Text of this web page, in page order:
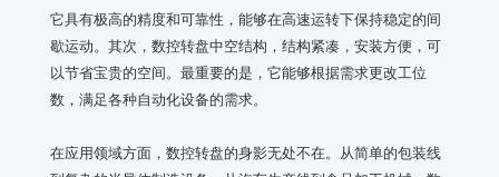
它具有极高的精度和可靠性，能够在高速运转下保持稳定的间
歇运动。其次，数控转盘中空结构，结构紧凑，安装方便，可
以节省宝贵的空间。最重要的是，它能够根据需求更改工位
数，满足各种自动化设备的需求。
在应用领域方面，数控转盘的身影无处不在。从简单的包装线